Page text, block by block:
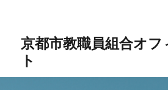
京都市教職員組合オ
ト